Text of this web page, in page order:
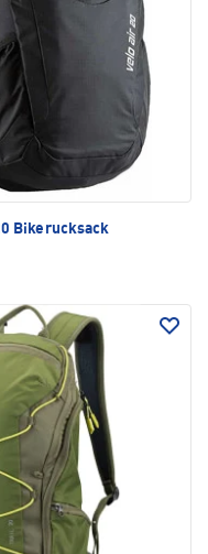
Bikerucksack